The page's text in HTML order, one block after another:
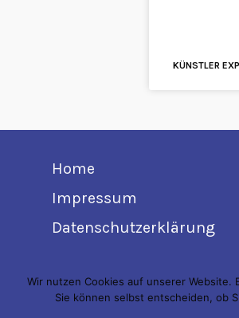
KÜNSTLER
Home
Impressum
Datenschutzerklärung
Wir nutzen Cookies auf unserer
Sie können selbst entscheiden, ob